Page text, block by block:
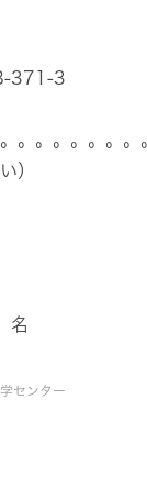
371-3
。。。。。。
）
無
センター